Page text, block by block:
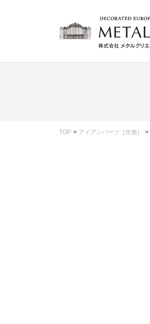
TOP アイアンパーツ［生地］